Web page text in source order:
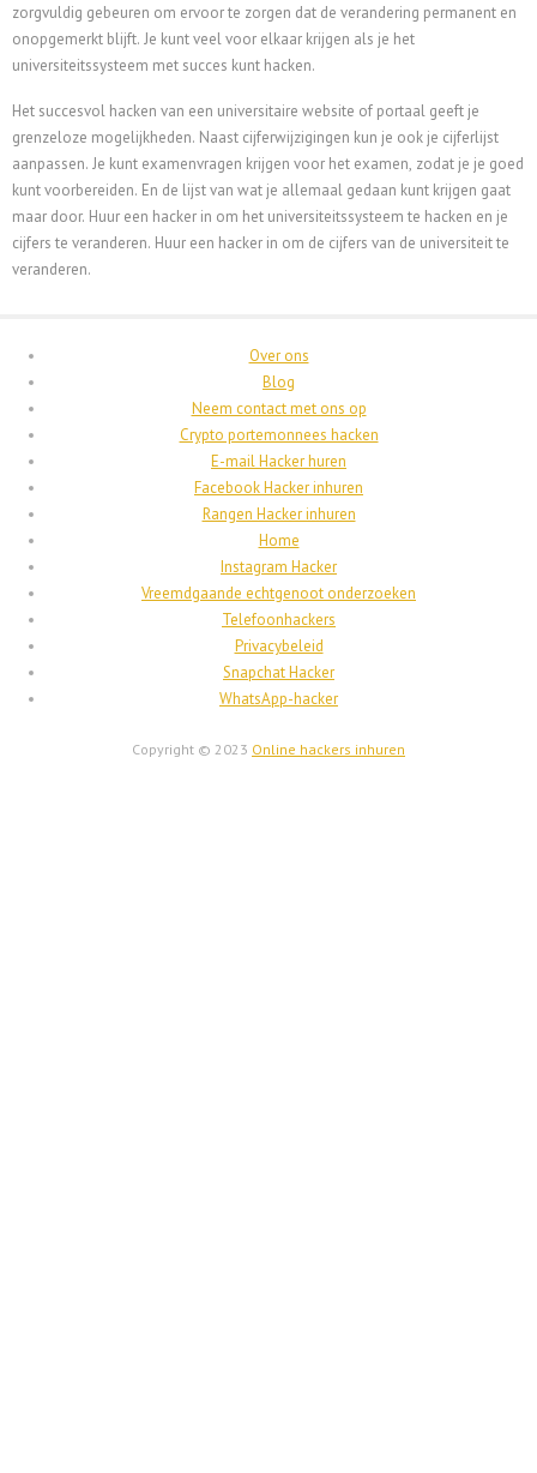
zorgvuldig gebeuren om ervoor te zorgen dat de verandering permanent en
onopgemerkt blijft. Je kunt veel voor elkaar krijgen als je het
universiteitssysteem met succes kunt hacken.
Het succesvol hacken van een universitaire website of portaal geeft je
grenzeloze mogelijkheden. Naast cijferwijzigingen kun je ook je cijferlijst
aanpassen. Je kunt examenvragen krijgen voor het examen, zodat je je goed
kunt voorbereiden. En de lijst van wat je allemaal gedaan kunt krijgen gaat
maar door. Huur een hacker in om het universiteitssysteem te hacken en je
cijfers te veranderen. Huur een hacker in om de cijfers van de universiteit te
veranderen.
Over ons
Blog
Neem contact met ons op
Crypto portemonnees hacken
E-mail Hacker huren
Facebook Hacker inhuren
Rangen Hacker inhuren
Home
Instagram Hacker
Vreemdgaande echtgenoot onderzoeken
Telefoonhackers
Privacybeleid
Snapchat Hacker
WhatsApp-hacker
Copyright © 2023 Online hackers inhuren
Русский
Svenska
ไทย
简体中文
香港中文
繁體中文